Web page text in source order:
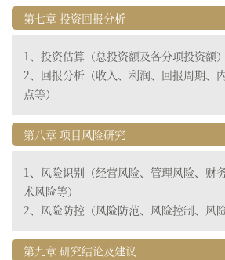
第七章 投资回报分析
1、投资估算（总投资额及各分项投资额）
2、回报分析（收入、利润、回报周期、
点等）
第八章 项目风险研究
1、风险识别（经营风险、管理风险、财
术风险等）
2、风险防控（风险防范、风险控制、风
第九章 研究结论及建议